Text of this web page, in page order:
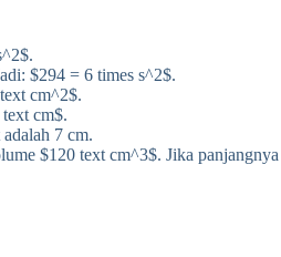
$294 = 6 times s^2$.
cm^2$.
cm$.
7 cm.
$120 text cm^3$. Jika